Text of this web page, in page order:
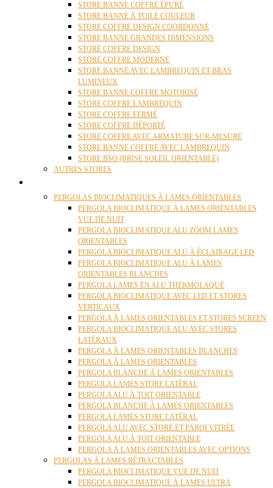
STORE BANNE COFFRE ÉPURÉ
STORE BANNE À TOILE COULEUR
STORE COFFRE DESIGN COORDONNÉ
STORE BANNE GRANDES DIMENSIONS
STORE COFFRE DESIGN
STORE COFFRE MODERNE
STORE BANNE AVEC LAMBREQUIN ET BRAS
LUMINEUX
STORE BANNE COFFRE MOTORISÉ
STORE COFFRE LAMBREQUIN
STORE COFFRE FERMÉ
STORE COFFRE DÉPORTÉ
STORE COFFRE AVEC ARMATURE SUR-MESURE
STORE BANNE COFFRE AVEC LAMBREQUIN
STORE BSO (BRISE SOLEIL ORIENTABLE)
AUTRES STORES
PERGOLAS BIOCLIMATIQUES À LAMES ORIENTABLES
PERGOLA BIOCLIMATIQUE À LAMES ORIENTABLES
VUE DE NUIT
PERGOLA BIOCLIMATIQUE ALU ZOOM LAMES
ORIENTABLES
PERGOLA BIOCLIMATIQUE ALU À ÉCLAIRAGE LED
PERGOLA BIOCLIMATIQUE ALU À LAMES
ORIENTABLES BLANCHES
PERGOLA LAMES EN ALU THERMOLAQUÉ
PERGOLA BIOCLIMATIQUE AVEC LED ET STORES
VERTICAUX
PERGOLA À LAMES ORIENTABLES ET STORES SCREEN
PERGOLA BIOCLIMATIQUE ALU AVEC STORES
LATÉRAUX
PERGOLA À LAMES ORIENTABLES BLANCHES
PERGOLA À LAMES ORIENTABLES
PERGOLA BLANCHE À LAMES ORIENTABLES
PERGOLA LAMES STORE LATÉRAL
PERGOLA ALU À TOIT ORIENTABLE
PERGOLA BLANCHE À LAMES ORIENTABLES
PERGOLA LAMES STORE LATÉRAL
PERGOLA ALU AVEC STORE ET PAROI VITRÉE
PERGOLA ALU À TOIT ORIENTABLE
PERGOLA À LAMES ORIENTABLES AVEC OPTIONS
PERGOLAS À LAMES RÉTRACTABLES
PERGOLA BIOCLIMATIQUE VUE DE NUIT
PERGOLA BIOCLIMATIQUE À LAMES ULTRA